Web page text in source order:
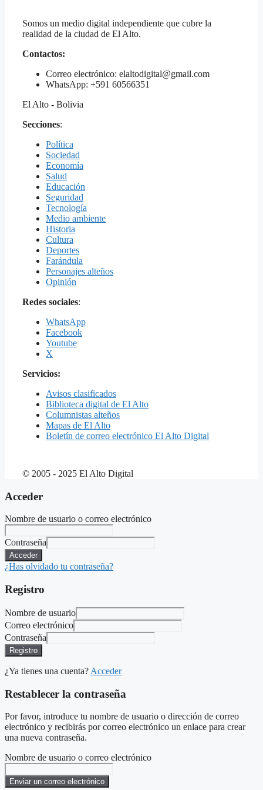
Somos un medio digital independiente que cubre la
realidad de la ciudad de El Alto.
Contactos:
Correo electrónico: elaltodigital@gmail.com
WhatsApp: +591 60566351
El Alto - Bolivia
Secciones:
Política
Sociedad
Economía
Salud
Educación
Seguridad
Tecnología
Medio ambiente
Historia
Cultura
Deportes
Farándula
Personajes alteños
Opinión
Redes sociales:
WhatsApp
Facebook
Youtube
X
Servicios:
Avisos clasificados
Biblioteca digital de El Alto
Columnistas alteños
Mapas de El Alto
Boletín de correo electrónico El Alto Digital
© 2005 - 2025 El Alto Digital
Acceder
Nombre de usuario o correo electrónico
Contraseña
Acceder
¿Has olvidado tu contraseña?
Registro
Nombre de usuario
Correo electrónico
Contraseña
Registro
¿Ya tienes una cuenta? Acceder
Restablecer la contraseña
Por favor, introduce tu nombre de usuario o dirección de correo
electrónico y recibirás por correo electrónico un enlace para crear
una nueva contraseña.
Nombre de usuario o correo electrónico
Enviar un correo electrónico